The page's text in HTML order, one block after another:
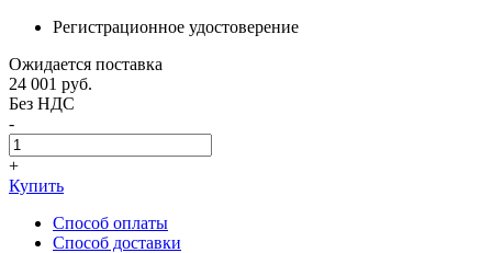
Регистрационное удостоверение
Ожидается поставка
24 001 руб.
Без НДС
-
+
Купить
Способ оплаты
Способ доставки